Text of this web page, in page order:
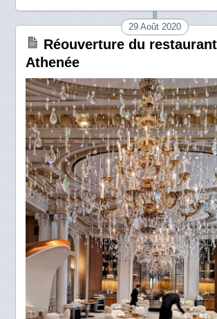
29 Août 2020
Réouverture du
Athenée